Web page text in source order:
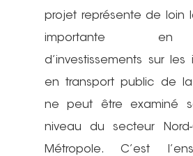
projet représente de loin
importante en
d’investissements sur les
en transport public de la
ne peut être examiné
niveau du secteur
Métropole. C’est